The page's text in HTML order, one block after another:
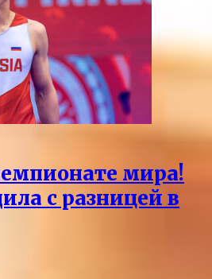
мира!
с разницей в